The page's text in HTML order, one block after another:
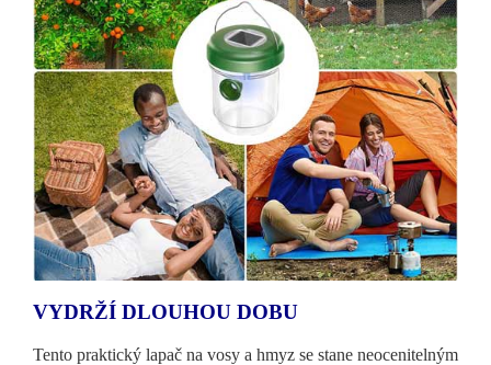
VYDRŽÍ DLOUHOU DOBU
Tento praktický lapač na vosy a hmyz se stane neocenitelným